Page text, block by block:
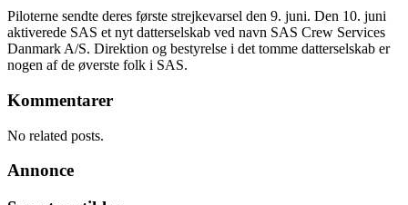
Piloterne sendte deres første strejkevarsel den 9. juni. Den 10. juni
aktiverede SAS et nyt datterselskab ved navn SAS Crew Services
Danmark A/S. Direktion og bestyrelse i det tomme datterselskab er
nogen af de øverste folk i SAS.
Kommentarer
No related posts.
Annonce